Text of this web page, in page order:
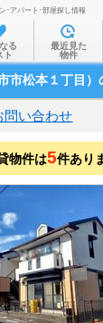
部屋を探す
沿線・駅から
家賃相場から
通勤通学時間
物件特集から
不動産会社から
TOP
･アパート･部屋探し情報
る
ト
最近見た
物件
市松本１丁目）
問い合わせ
物件は5件あり